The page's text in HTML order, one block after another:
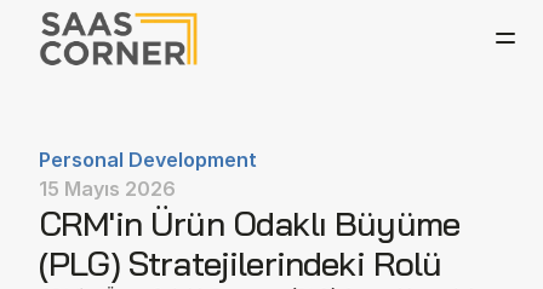
Personal Development
15 Mayıs 2026
CRM'in Ürün Odaklı Büyüme
(PLG) Stratejilerindeki Rolü